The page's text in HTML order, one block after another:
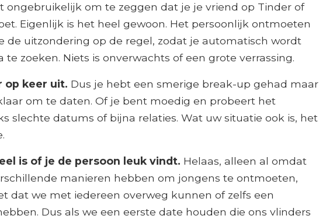
ongebruikelijk om te zeggen dat je je vriend op Tinder of
Eigenlijk is het heel gewoon. Het persoonlijk ontmoeten
de uitzondering op de regel, zodat je automatisch wordt
zoeken. Niets is onverwachts of een grote verrassing.
op keer uit. Dus je hebt een smerige break-up gehad maar
om te daten. Of je bent moedig en probeert het
slechte datums of bijna relaties. Wat uw situatie ook is, het
is of je de persoon leuk vindt. Helaas, alleen al omdat
manieren hebben om jongens te ontmoeten,
dat we met iedereen overweg kunnen of zelfs een
Dus als we een eerste date houden die ons vlinders